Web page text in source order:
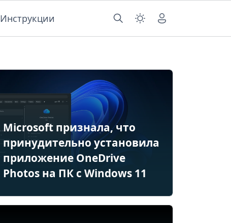
Инструкции
Microsoft признала, что
принудительно установила
приложение OneDrive
Photos на ПК с Windows 11